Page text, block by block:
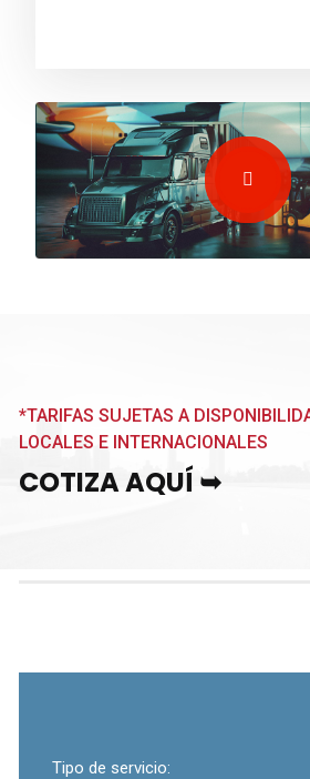
*TARIFAS SUJETAS A
LOCALES E INTERNACIONALES
COTIZA AQUÍ ➥
Tipo de servicio: